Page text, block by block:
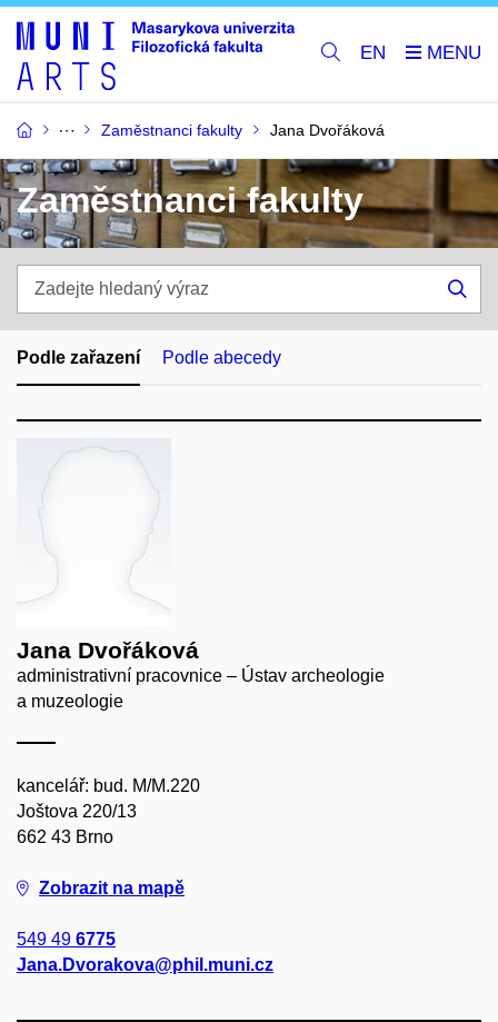
EN
Zaměstnanci fakulty Jana Dvořáková
Zaměstnanci fakulty
hledaný
výraz
Podle zařazení Podle abecedy
Jana Dvořáková
administrativní pracovnice – Ústav archeologie
a muzeologie
kancelář: bud. M/M.220
Joštova 220/13
662 43 Brno
Zobrazit na mapě
549 49 6775
Jana.Dvorakova@phil.muni.cz